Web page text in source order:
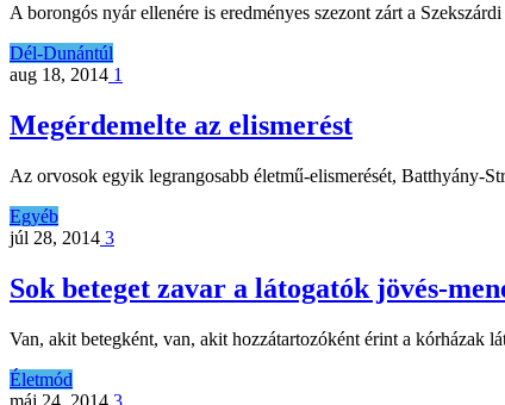
A borongós nyár ellenére is eredményes szezont zárt a
Dél-Dunántúl
aug 18, 2014 1
Megérdemelte az elismerést
Az orvosok egyik legrangosabb életmű-elismerését, Batthyány-
Egyéb
júl 28, 2014 3
Sok beteget zavar a látogatók jövés-
Van, akit betegként, van, akit hozzátartozóként érint a kórházak
Életmód
máj 24, 2014 3